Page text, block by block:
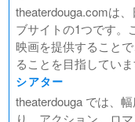
theaterdouga.comは
ブサイトの1つです。
映画を提供すること
ることを目指してい
シアター
theaterdouga では、
り、アクション、ロ